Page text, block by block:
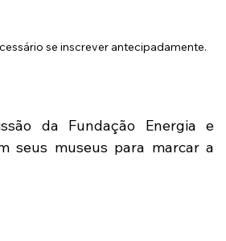
se inscrever antecipadamente.
da Fundação Energia e
seus museus para marcar a